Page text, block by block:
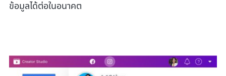
ข้อมูลได้ต่อในอนาคต